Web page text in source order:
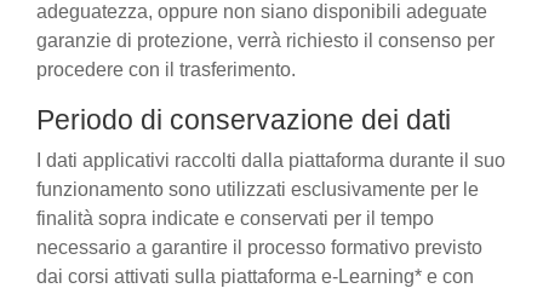
adeguatezza, oppure non siano disponibili adeguate
garanzie di protezione, verrà richiesto il consenso per
procedere con il trasferimento.
Periodo di conservazione dei dati
I dati applicativi raccolti dalla piattaforma durante il suo
funzionamento sono utilizzati esclusivamente per le
finalità sopra indicate e conservati per il tempo
necessario a garantire il processo formativo previsto
dai corsi attivati sulla piattaforma e-Learning* e con